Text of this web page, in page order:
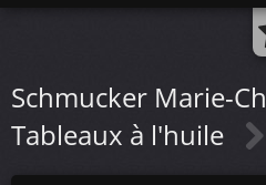
Schmucker Marie-
Tableaux à l'huile